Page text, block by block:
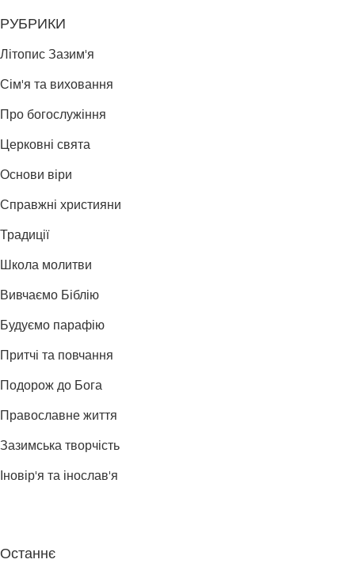
РУБРИКИ
Літопис Зазим'я
Сім'я та виховання
Про богослужіння
Церковні свята
Основи віри
Справжні християни
Традиції
Школа молитви
Вивчаємо Біблію
Будуємо парафію
Притчі та повчання
Подорож до Бога
Православне життя
Зазимська творчість
Іновір'я та інослав'я
Останнє